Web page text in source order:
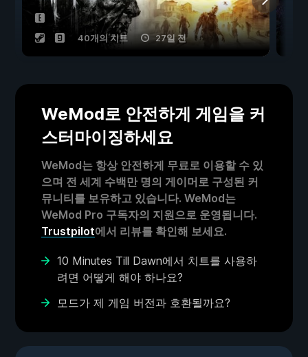
40개의 치트 27일 전
WeMod로 안전하게 게임을 커
스터마이징하세요
WeMod는 항상 안전하게 무료로 이용할 수 있
으며 전 세계 수백만 명의 게이머로 구성된 커
뮤니티를 보유하고 있습니다. WeMod는
WeMod Pro 구독자의 지원으로 운영됩니다.
Trustpilot에서 리뷰를 확인해 보세요.
10 Minutes Till Dawn에서 치트를 사용하
려면 어떻게 해야 하나요?
모드가 제 게임 버전과 호환될까요?